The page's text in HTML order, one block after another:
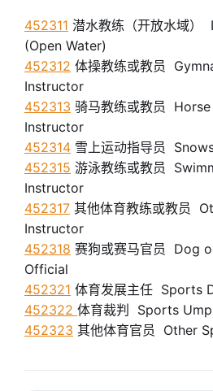
452311 潜水教练（开放水域
(Open Water)
452312 体操教练或教员
Instructor
452313 骑马教练或教员
Instructor
452314 雪上运动指导员
452315 游泳教练或教员
Instructor
452317 其他体育教练或教员
Instructor
452318 赛狗或赛马官员 Dog
Official
452321 体育发展主任 Sports
452322 体育裁判 Sports
452323 其他体育官员 Other